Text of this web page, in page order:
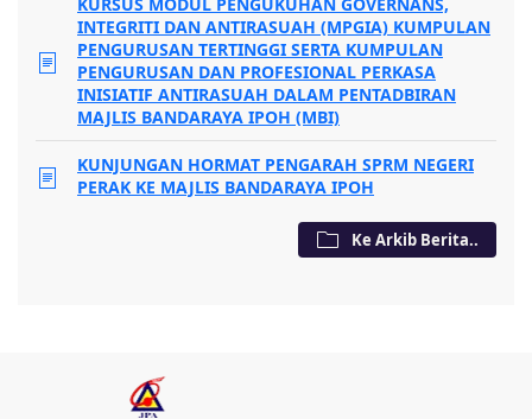
INTEGRITI DAN ANTIRASUAH (MPGIA) KUMPULAN
PENGURUSAN TERTINGGI SERTA KUMPULAN
PENGURUSAN DAN PROFESIONAL PERKASA
INISIATIF ANTIRASUAH DALAM PENTADBIRAN
MAJLIS BANDARAYA IPOH (MBI)
KUNJUNGAN HORMAT PENGARAH SPRM NEGERI
PERAK KE MAJLIS BANDARAYA IPOH
Ke Arkib Berita..